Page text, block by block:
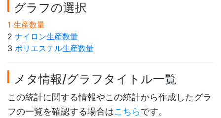
グラフの選択
1 生産数量
2 ナイロン生産数量
3 ポリエステル生産数量
メタ情報/グラフタイトル一覧
この統計に関する情報やこの統計から作成したグラ
フの一覧を確認する場合はこちらです。